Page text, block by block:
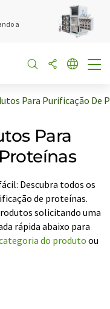
a
Para Purificação De
Para
Descubra todos os
de proteínas.
solicitando uma
rápida abaixo para
do produto ou